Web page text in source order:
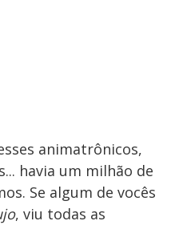
animatrônicos,
havia um milhão de
Se algum de vocês
, viu todas as